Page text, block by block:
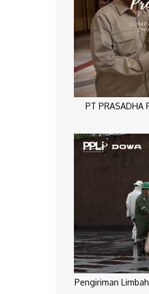
PT PRASADHA
Pengiriman